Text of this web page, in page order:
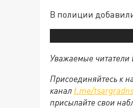
В полиции
Уважаемые читатели
Присоединяйтесь к
канал t.me/
присылайте свои